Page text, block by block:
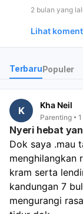
2 bulan yang
Lihat
TerbaruPopuler
K Kha Neil
Parenting
Nyeri hebat
Dok saya .mau
menghilangkan
kram serta
kandungan 7
mengurangi